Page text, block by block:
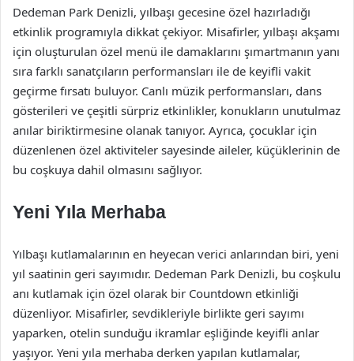
Dedeman Park Denizli, yılbaşı gecesine özel hazırladığı
etkinlik programıyla dikkat çekiyor. Misafirler, yılbaşı akşamı
için oluşturulan özel menü ile damaklarını şımartmanın yanı
sıra farklı sanatçıların performansları ile de keyifli vakit
geçirme fırsatı buluyor. Canlı müzik performansları, dans
gösterileri ve çeşitli sürpriz etkinlikler, konukların unutulmaz
anılar biriktirmesine olanak tanıyor. Ayrıca, çocuklar için
düzenlenen özel aktiviteler sayesinde aileler, küçüklerinin de
bu coşkuya dahil olmasını sağlıyor.
Yeni Yıla Merhaba
Yılbaşı kutlamalarının en heyecan verici anlarından biri, yeni
yıl saatinin geri sayımıdır. Dedeman Park Denizli, bu coşkulu
anı kutlamak için özel olarak bir Countdown etkinliği
düzenliyor. Misafirler, sevdikleriyle birlikte geri sayımı
yaparken, otelin sunduğu ikramlar eşliğinde keyifli anlar
yaşıyor. Yeni yıla merhaba derken yapılan kutlamalar,